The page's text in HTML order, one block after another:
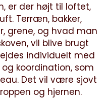
er der højt til loftet,
Terræn, bakker,
grene, og hvad man
vil blive brugt
individuelt med
koordination, som
Det vil være sjovt
og hjernen.